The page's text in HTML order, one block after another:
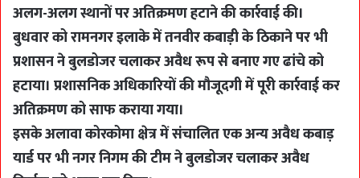
अलग-अलग स्थानों पर अतिक्रमण हटाने की कार्रवाई की।
बुधवार को रामनगर इलाके में तनवीर कबाड़ी के ठिकाने पर भी
प्रशासन ने बुलडोजर चलाकर अवैध रूप से बनाए गए ढांचे को
हटाया। प्रशासनिक अधिकारियों की मौजूदगी में पूरी कार्रवाई कर
अतिक्रमण को साफ कराया गया।
इसके अलावा कोरकोमा क्षेत्र में संचालित एक अन्य अवैध कबाड़
यार्ड पर भी नगर निगम की टीम ने बुलडोजर चलाकर अवैध